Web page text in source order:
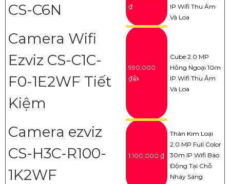
CS-C6N
₫
IP Wifi Thu Âm
Và Loa
Camera Wifi
Ezviz CS-C1C-
F0-1E2WF Tiết
Kiệm
990,000
₫👍
Cube 2.0 MP
Hồng Ngoại 10m
IP Wifi Thu Âm
Và Loa
Camera ezviz
CS-H3C-R100-
1K2WF
1,100,000 ₫
Thân Kim Loại
2.0 MP Full Color
30m IP Wifi Báo
Động Tại Chỗ
Nháy Sáng